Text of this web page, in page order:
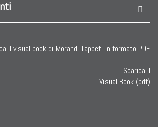
Scarica il
Visual Book (pdf)